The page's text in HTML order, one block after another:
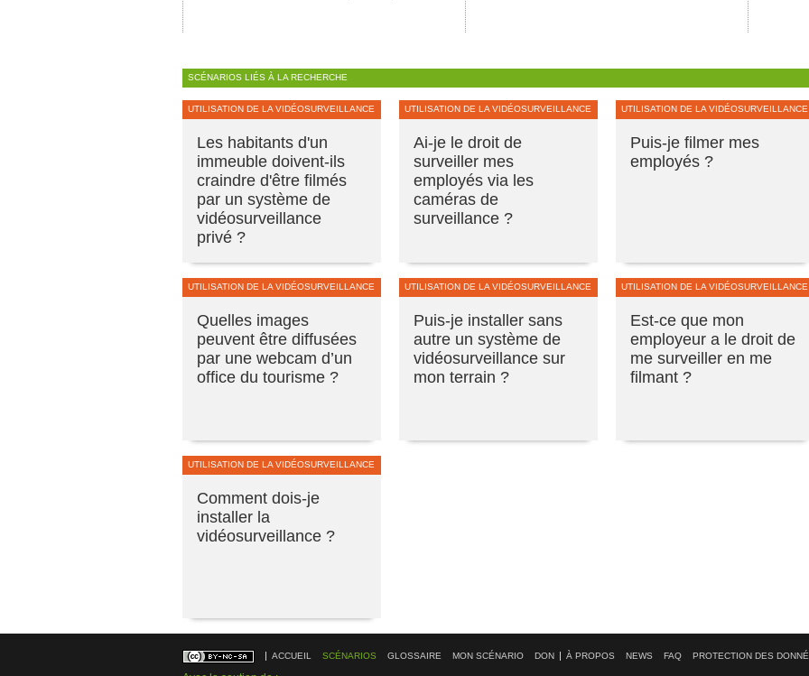
SCÉNARIOS LIÉS À LA RECHERCHE
UTILISATION DE LA VIDÉOSURVEILLANCE
Les habitants d'un
immeuble doivent-ils
craindre d'être filmés
par un système de
vidéosurveillance
privé ?
UTILISATION DE LA VIDÉOSURVEILLANCE
Ai-je le droit de
surveiller mes
employés via les
caméras de
surveillance ?
UTILISATION DE LA VIDÉOSURVEILLANCE
Puis-je filmer mes
employés ?
UTILISATION DE LA VIDÉOSURVEILLANCE
Quelles images
peuvent être diffusées
par une webcam d’un
office du tourisme ?
UTILISATION DE LA VIDÉOSURVEILLANCE
Puis-je installer sans
autre un système de
vidéosurveillance sur
mon terrain ?
UTILISATION DE LA VIDÉOSURVEILLANCE
Est-ce que mon
employeur a le droit de
me surveiller en me
filmant ?
UTILISATION DE LA VIDÉOSURVEILLANCE
Comment dois-je
installer la
vidéosurveillance ?
ACCUEIL SCÉNARIOS GLOSSAIRE MON SCÉNARIO DON À PROPOS NEWS FAQ PROTECTION DES